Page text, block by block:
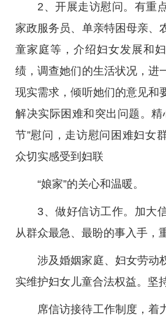
2、开展走访慰问。有重
家政服务员、单亲特困母亲、
童家庭等，介绍妇女发展和
绩，调查她们的生活状况，进
现实需求，倾听她们的意见和
解决实际困难和突出问题。精
节”慰问，走访慰问困难妇女
众切实感受到妇联
“娘家”的关心和温暖。
3、做好信访工作。加大
从群众最急、最盼的事入手，
涉及婚姻家庭、妇女劳动
实维护妇女儿童合法权益。坚
席信访接待工作制度，着